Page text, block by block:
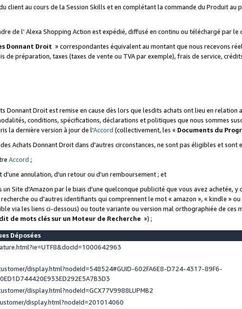
client au cours de la Session Skills et en complétant la commande du Produit au
de l' Alexa Shopping Action est expédié, diffusé en continu ou téléchargé par le
Donnant Droit » correspondantes équivalent au montant que nous recevons
préparation, taxes (taxes de vente ou TVA par exemple), frais de service,
Donnant Droit est remise en cause dès lors que lesdits achats ont lieu en relation
conditions, spécifications, déclarations et politiques que nous sommes
la dernière version à jour de l'Accord (collectivement, les « Documents du
Achats Donnant Droit dans d'autres circonstances, ne sont pas éligibles et sont
Accord ;
annulation, d'un retour ou d'un remboursement ; et
Site d'Amazon par le biais d'une quelconque publicité que vous avez achetée,
ou d'autres identifiants qui comprennent le mot « amazon », « kindle »
via les liens ci-dessous) ou toute variante ou version mal orthographiée de ces
de mots clés sur un Moteur de Recherche ») ;
Déposées
display.html?nodeId=548524#GUID-602FA6E8-D724-4317-89F6-
display.html?nodeId=GCX77V9988LUPMB2
display.html?nodeId=201014060